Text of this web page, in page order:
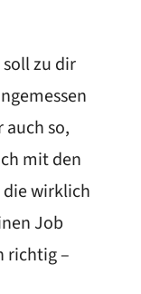
zu dir
auch so,
mit den
wirklich
Job
richtig –